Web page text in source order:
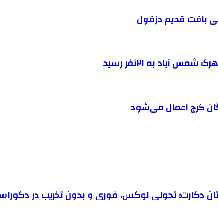
به ۲۱نفر رسید
کرج اعمال می‌شود
دکارت؛ تحولی لوکس، فوری و بدون تخریب در